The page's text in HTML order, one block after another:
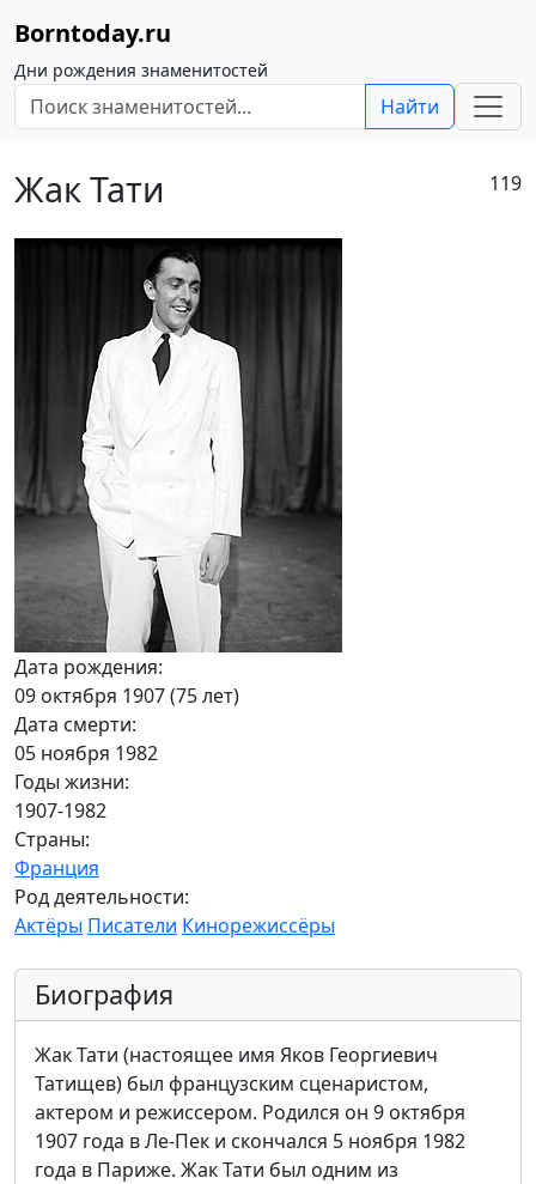
Borntoday.ru
Дни рождения знаменитостей
Найти
Жак Тати 119
Дата рождения:
09 октября 1907 (75 лет)
Дата смерти:
05 ноября 1982
Годы жизни:
1907-1982
Страны:
Франция
Род деятельности:
Актёры Писатели Кинорежиссёры
Биография
Жак Тати (настоящее имя Яков Георгиевич
Татищев) был французским сценаристом,
актером и режиссером. Родился он 9 октября
1907 года в Ле-Пек и скончался 5 ноября 1982
года в Париже. Жак Тати был одним из